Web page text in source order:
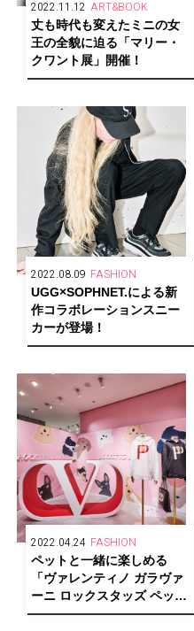
2022.11.12 ART&BOOK
丈も時代も変えたミニの女
王の全貌に迫る「マリー・
クワント展」開催！
2022.08.09 FASHION
UGG×SOPHNET.による新
作コラボレーションスニー
カーが登場！
2022.04.24 FASHION
ペットと一緒に楽しめる
「ヴァレンティノ ガラヴァ
ーニ ロックスタッズ ペッ
ト」ポップアップイベント